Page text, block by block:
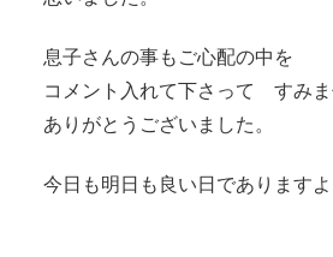
息子さんの事もご心配の中を
コメント入れて下さって すみ
ありがとうございました。
今日も明日も良い日でありますよ